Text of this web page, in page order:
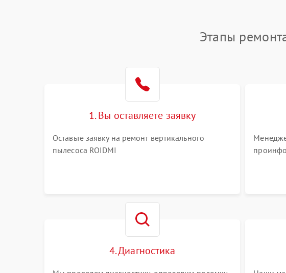
Этапы
1. Вы оставляете заявку
Оставьте заявку на ремонт вертикального
пылесоса ROIDMI
4. Диагностика